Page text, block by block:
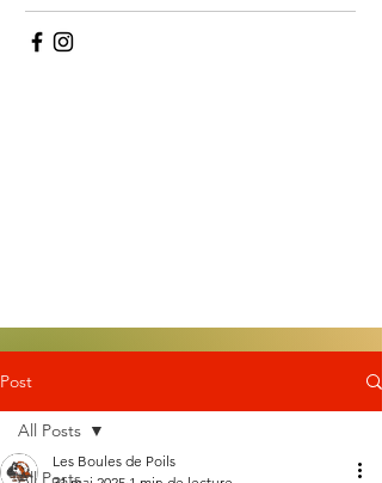
Post
All Posts
All Posts
Les Boules de Poils